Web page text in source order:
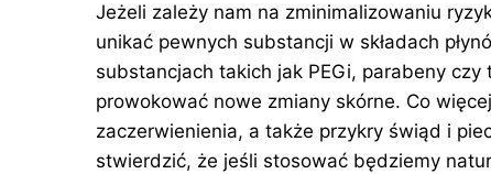
Jeżeli zależy nam na zminimalizowaniu
unikać pewnych substancji w składach
substancjach takich jak PEGi, parabeny czy
prowokować nowe zmiany skórne. Co
zaczerwienienia, a także przykry świąd i
stwierdzić, że jeśli stosować będziemy